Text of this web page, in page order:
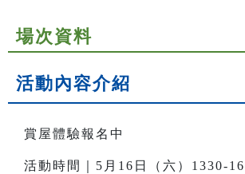
場次資料
活動內容介紹
賞屋體驗報名中
活動時間｜5月16日（六）1330-